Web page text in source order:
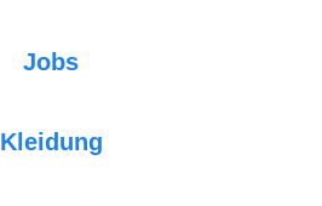
Jobs
Kleidung